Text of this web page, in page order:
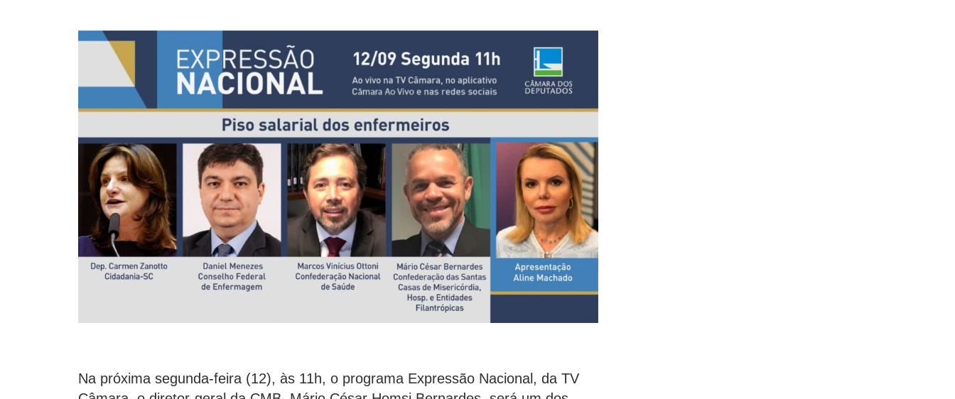
Na próxima segunda-feira (12), às 11h, o programa Expressão Nacional, da TV